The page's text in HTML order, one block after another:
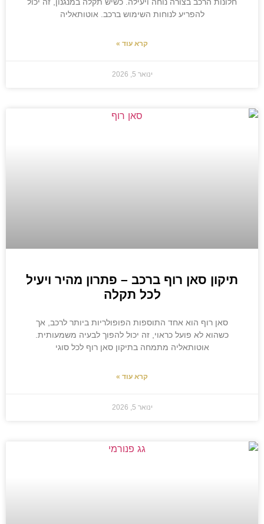
להפריע לנוחות השימוש ברכב. אוטותאליה
קרא עוד »
ינואר 5, 2026
תיקון סאן רוף ברכב – פתרון מהיר ויעיל
לכל תקלה
סאן רוף הוא אחד התוספות הפופולריות ביותר לרכב, אך
כשהוא לא פועל כראוי, זה יכול להפוך לבעיה משמעותית.
אוטותאליה מתמחה בתיקון סאן רוף לכל סוגי
קרא עוד »
ינואר 5, 2026